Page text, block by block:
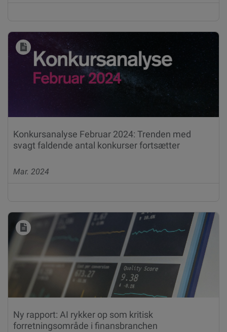
Konkursanalyse Februar 2024: Trenden med
svagt faldende antal konkurser fortsætter
Mar. 2024
Ny rapport: AI rykker op som kritisk
forretningsområde i finansbranchen